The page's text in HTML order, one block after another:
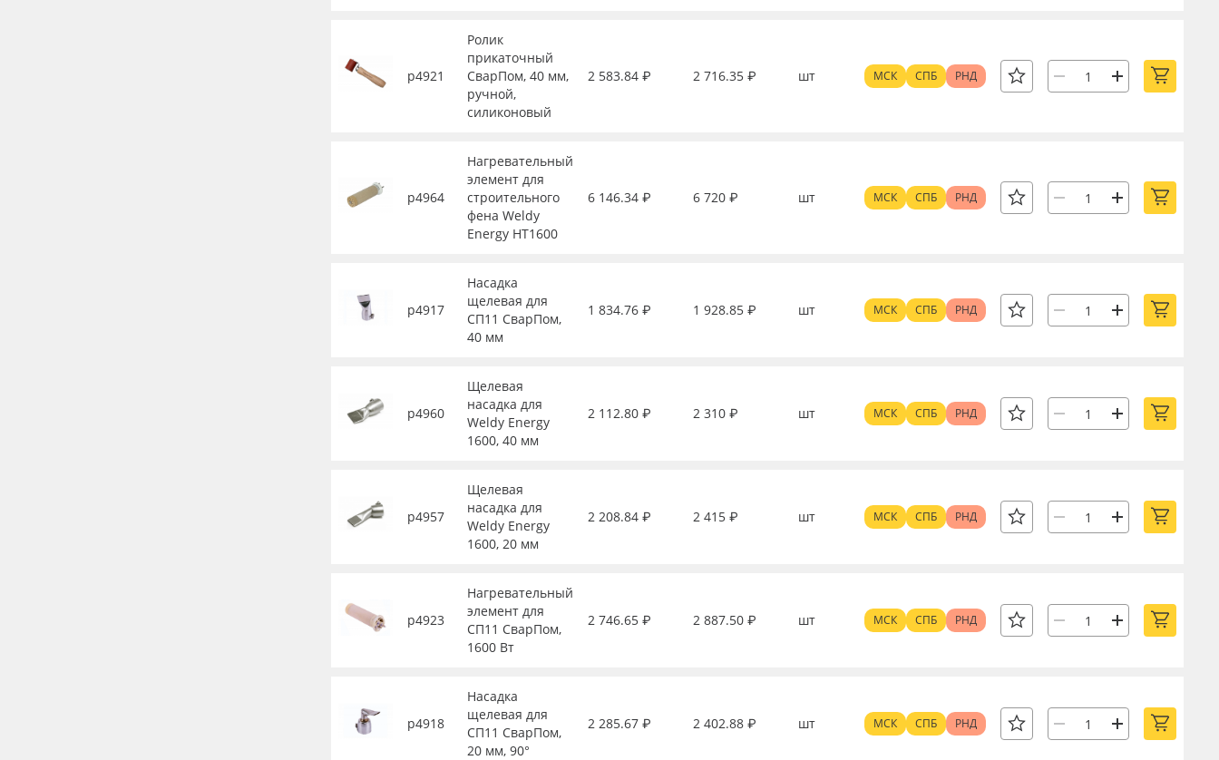
р4921
Ролик
прикаточный
СварПом, 40 мм,
ручной,
силиконовый
2 583.84 ₽ 2 716.35 ₽ шт МСК СПБ РНД
р4964
Нагревательный
элемент для
строительного
фена Weldy
Energy HT1600
6 146.34 ₽ 6 720 ₽ шт МСК СПБ РНД
р4917
Насадка
щелевая для
СП11 СварПом,
40 мм
1 834.76 ₽ 1 928.85 ₽ шт МСК СПБ РНД
р4960
Щелевая
насадка для
Weldy Energy
1600, 40 мм
2 112.80 ₽ 2 310 ₽ шт МСК СПБ РНД
р4957
Щелевая
насадка для
Weldy Energy
1600, 20 мм
2 208.84 ₽ 2 415 ₽ шт МСК СПБ РНД
р4923
Нагревательный
элемент для
СП11 СварПом,
1600 Вт
2 746.65 ₽ 2 887.50 ₽ шт МСК СПБ РНД
р4918
Насадка
щелевая для
СП11 СварПом,
20 мм, 90°
2 285.67 ₽ 2 402.88 ₽ шт МСК СПБ РНД